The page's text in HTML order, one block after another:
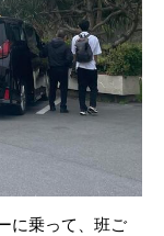
に乗って、班ご